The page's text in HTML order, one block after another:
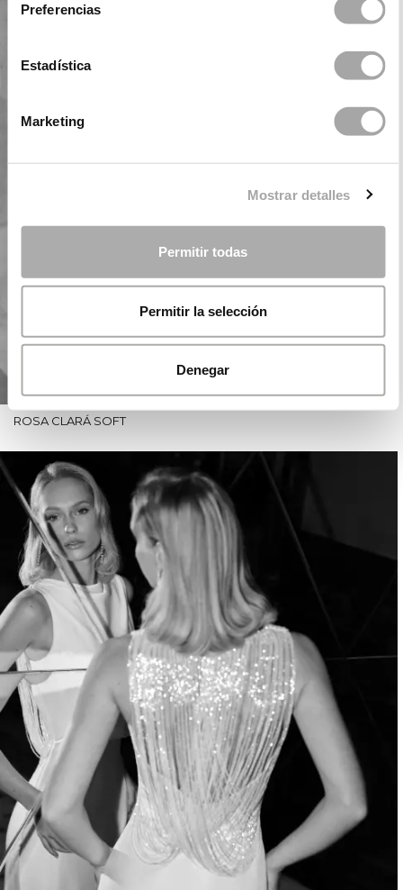
Preferencias
Estadística
Marketing
Mostrar detalles
Permitir todas
Permitir la selección
Denegar
ROSA CLARÁ SOFT